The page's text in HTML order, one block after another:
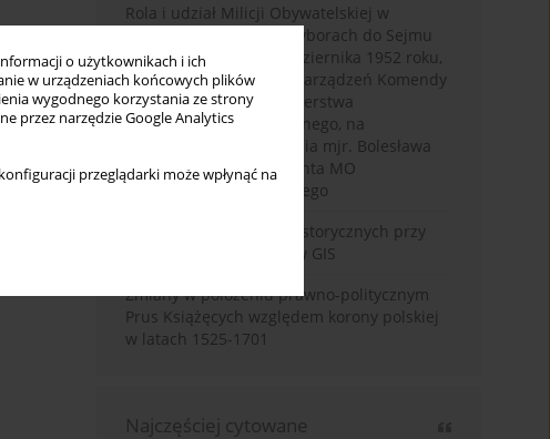
o użytkownikach i ich
w urządzeniach końcowych plików
wygodnego korzystania ze strony
przez narzędzie Google Analytics
przeglądarki może wpłynąć na
Rola i udział Milicji Obywatelskiej w
kampanii wyborczej i wyborach do Sejmu
PRL I kadencji z 26 października 1952 roku,
w świetle wytycznych i zarządzeń Komendy
Głównej MO oraz Ministerstwa
Bezpieczeństwa Publicznego, na
przykładzie sprawozdania mjr. Bolesława
Wyszyńskiego komendanta MO
województwa olsztyńskiego
Granica w badaniach historycznych przy
wykorzystaniu serwerów GIS
Zmiany w położeniu prawno-politycznym
Prus Książęcych względem korony polskiej
w latach 1525-1701
Najczęściej cytowane